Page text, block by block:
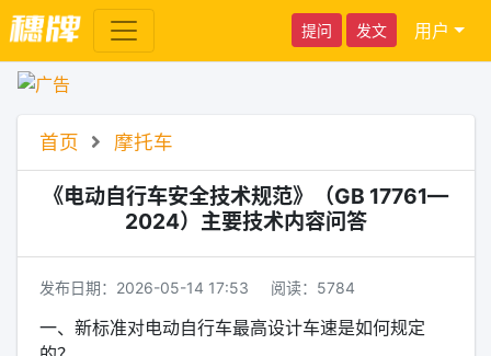
提问 发文 用户
首页 摩托车
《电动自行车安全技术规范》（GB 17761—
2024）主要技术内容问答
发布日期： 2026-05-14 17:53 阅读： 5784
一、新标准对电动自行车最高设计车速是如何规定